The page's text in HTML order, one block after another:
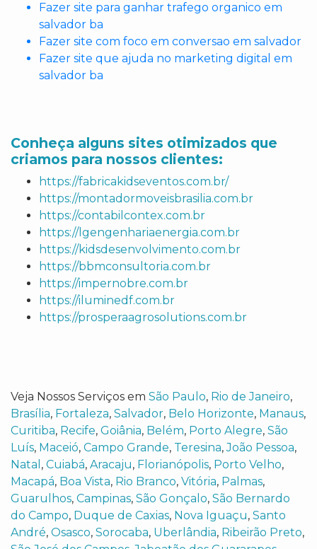
Fazer site para ganhar trafego organico em
salvador ba
Fazer site com foco em conversao em salvador
Fazer site que ajuda no marketing digital em
salvador ba
Conheça alguns sites otimizados que
criamos para nossos clientes:
https://fabricakidseventos.com.br/
https://montadormoveisbrasilia.com.br
https://contabilcontex.com.br
https://lgengenhariaenergia.com.br
https://kidsdesenvolvimento.com.br
https://bbmconsultoria.com.br
https://impernobre.com.br
https://iluminedf.com.br
https://prosperaagrosolutions.com.br
Veja Nossos Serviços em São Paulo, Rio de Janeiro,
Brasília, Fortaleza, Salvador, Belo Horizonte, Manaus,
Curitiba, Recife, Goiânia, Belém, Porto Alegre, São
Luís, Maceió, Campo Grande, Teresina,João Pessoa,
Natal , Cuiabá, Aracaju, Florianópolis, Porto Velho,
Macapá, Boa Vista, Rio Branco, Vitória, Palmas,
Guarulhos, Campinas, São Gonçalo, São Bernardo
do Campo, Duque de Caxias, Nova Iguaçu, Santo
André, Osasco, Sorocaba, Uberlândia, Ribeirão Preto,